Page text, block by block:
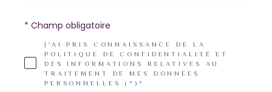
J'AI PRIS CONNAISSANCE DE LA
POLITIQUE DE CONFIDENTIALITÉ ET
DES INFORMATIONS RELATIVES AU
TRAITEMENT DE MES DONNÉES
PERSONNELLES (*)*
* Champ obligatoire